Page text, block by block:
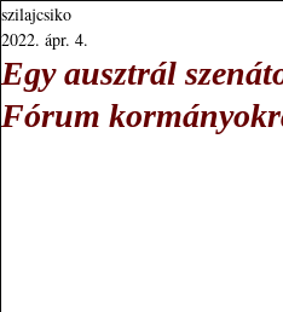
Egy ausztrál
Fórum
szilajcsiko
2022. ápr. 4.